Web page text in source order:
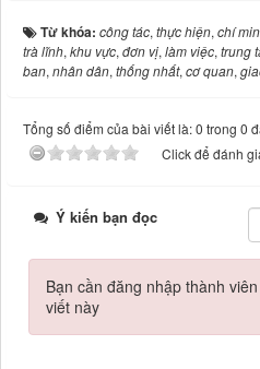
Từ khóa: công tác, thực hiện, chí
trà lĩnh, khu vực, đơn vị, làm việc, trung
ban, nhân dân, thống nhất, cơ quan,
Tổng số điểm của bài viết là: 0 trong 0
Click để đánh
Ý kiến bạn đọc
Bạn cần đăng nhập thành
viết này